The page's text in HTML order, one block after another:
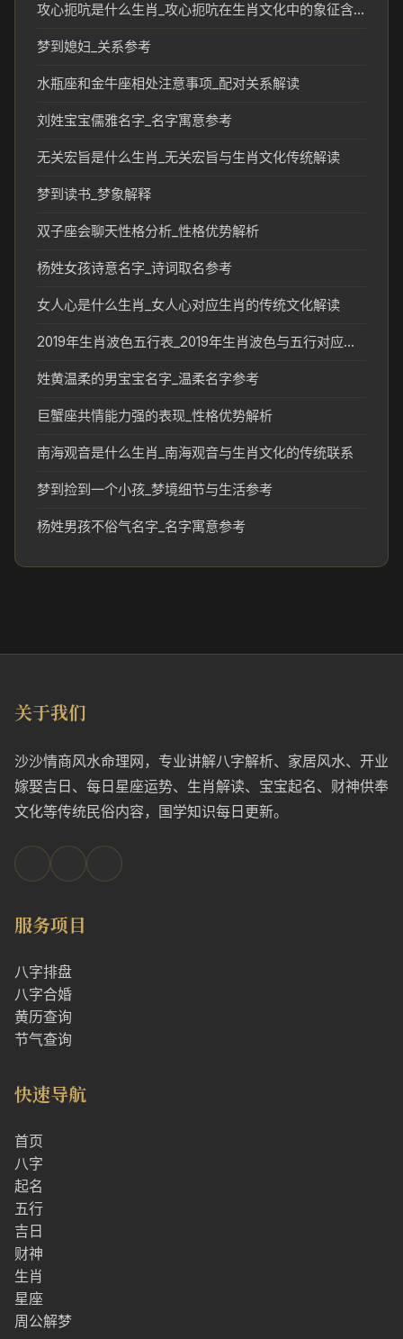
攻心扼吭是什么生肖_攻心扼吭在生肖文化中的象征含义
梦到媳妇_关系参考
水瓶座和金牛座相处注意事项_配对关系解读
刘姓宝宝儒雅名字_名字寓意参考
无关宏旨是什么生肖_无关宏旨与生肖文化传统解读
梦到读书_梦象解释
双子座会聊天性格分析_性格优势解析
杨姓女孩诗意名字_诗词取名参考
女人心是什么生肖_女人心对应生肖的传统文化解读
2019年生肖波色五行表_2019年生肖波色与五行对应关系解析
姓黄温柔的男宝宝名字_温柔名字参考
巨蟹座共情能力强的表现_性格优势解析
南海观音是什么生肖_南海观音与生肖文化的传统联系
梦到捡到一个小孩_梦境细节与生活参考
杨姓男孩不俗气名字_名字寓意参考
关于我们
沙沙情商风水命理网，专业讲解八字解析、家居风水、开业
嫁娶吉日、每日星座运势、生肖解读、宝宝起名、财神供奉
文化等传统民俗内容，国学知识每日更新。
服务项目
八字排盘
八字合婚
黄历查询
节气查询
快速导航
首页
八字
起名
五行
吉日
财神
生肖
星座
周公解梦